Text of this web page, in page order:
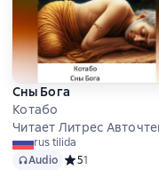
Сны Бога
Котабо
Читает Литрес
rus tilida
Audio Средний рейтинг
51